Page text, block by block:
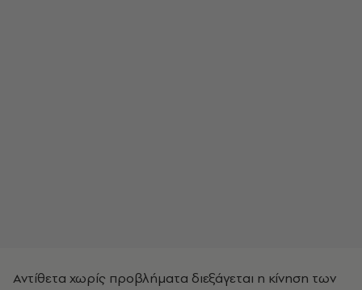
Αντίθετα χωρίς προβλήματα διεξάγεται η κίνηση των